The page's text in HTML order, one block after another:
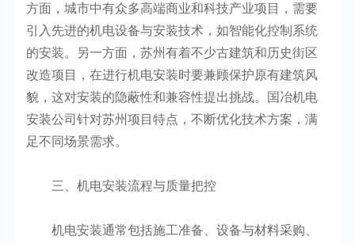
方面，城市中有众多高端商业和科技产业项目，需要
引入先进的机电设备与安装技术，如智能化控制系统
的安装。另一方面，苏州有着不少古建筑和历史街区
改造项目，在进行机电安装时要兼顾保护原有建筑风
貌，这对安装的隐蔽性和兼容性提出挑战。国冶机电
安装公司针对苏州项目特点，不断优化技术方案，满
足不同场景需求。
三、机电安装流程与质量把控
机电安装通常包括施工准备、设备与材料采购、